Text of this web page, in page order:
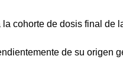
cohorte de dosis final de
de su origen